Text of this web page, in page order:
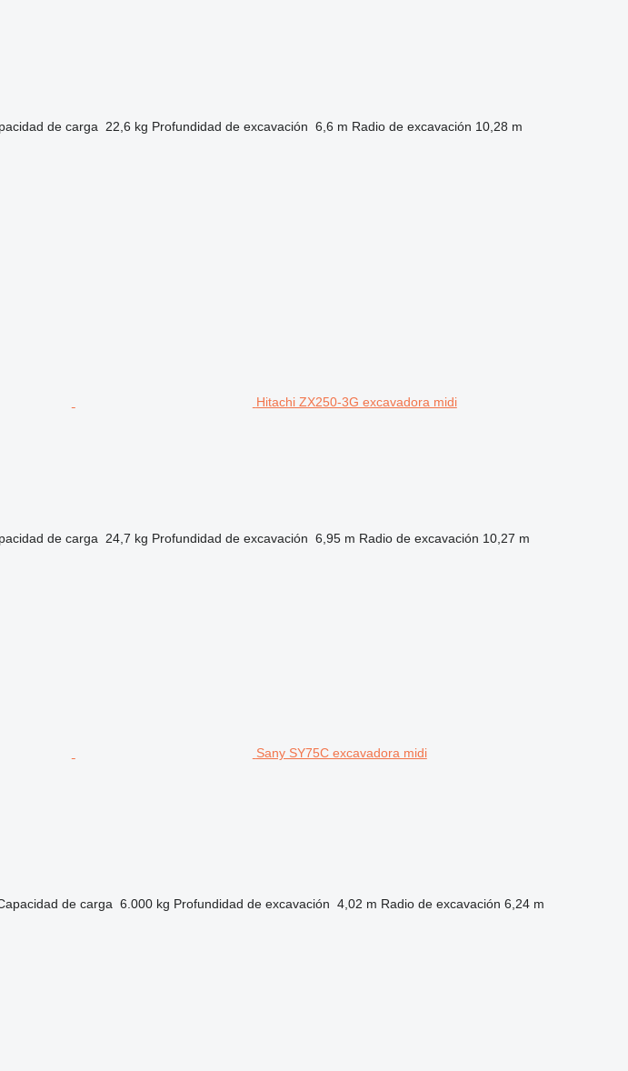
de carga 22,6 kg Profundidad de excavación 6,6 m Radio de excavación 10,28 m
Hitachi ZX250-3G excavadora midi
de carga 24,7 kg Profundidad de excavación 6,95 m Radio de excavación 10,27 m
Sany SY75C excavadora midi
de carga 6.000 kg Profundidad de excavación 4,02 m Radio de excavación 6,24 m